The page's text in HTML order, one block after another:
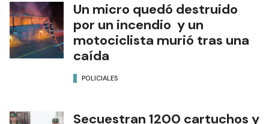
Un micro quedó destruido
por un incendio y un
motociclista murió tras una
caída
POLICIALES
Secuestran 1200 cartuchos y